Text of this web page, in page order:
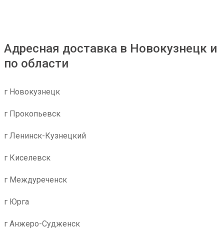
Адресная доставка в Новокузнецк и
по области
г Новокузнецк
г Прокопьевск
г Ленинск-Кузнецкий
г Киселевск
г Междуреченск
г Юрга
г Анжеро-Судженск